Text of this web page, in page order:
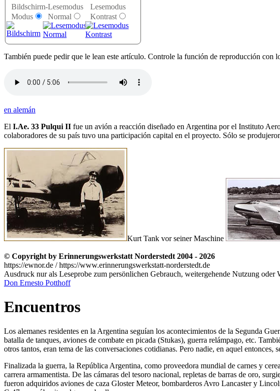
Bildschirm-
Modus
Lesemodus
Normal
Lesemodus
Kontrast
También puede pedir que le lean este artículo. Controle la función de reproducción con
en alemán
El I.Ae. 33 Pulqui II fue un avión a reacción diseñado en Argentina por el Instituto
colaboradores de su país tuvo una participación capital en el proyecto. Sólo se
Kurt Tank vor seiner Maschine
© Copyright by Erinnerungswerkstatt Norderstedt 2004 - 2026
https://ewnor.de / https://www.erinnerungswerkstatt-norderstedt.de
Ausdruck nur als Leseprobe zum persönlichen Gebrauch, weitergehende Nutzung
Don Ernesto Potthoff
Encuentros
Los alemanes residentes en la Argentina seguían los acontecimientos de la Segunda
batalla de tanques, aviones de combate en picada (Stukas), guerra relámpago, etc.
otros tantos, eran tema de las conversaciones cotidianas. Pero nadie, en aquel
Finalizada la guerra, la República Argentina, como proveedora mundial de carnes y
carrera armamentista. De las cámaras del tesoro nacional, repletas de barras de oro,
fueron adquiridos aviones de caza Gloster Meteor, bombarderos Avro Lancaster y